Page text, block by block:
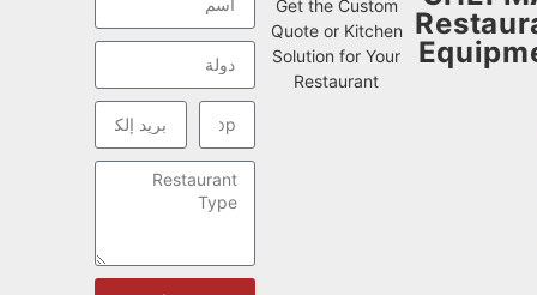
Get the Custom
Quote or Kitchen
Solution for Your
Restaurant